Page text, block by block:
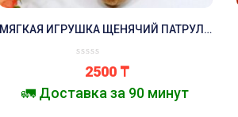
МЯГКАЯ ИГРУШКА ЩЕНЯЧИЙ ПАТРУЛЬ
2500 ₸
🚛 Доставка за 90 минут